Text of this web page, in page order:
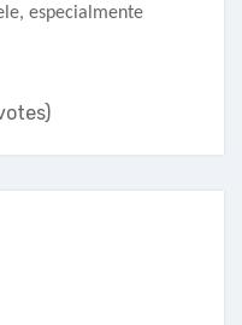
especialmente